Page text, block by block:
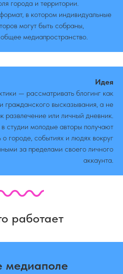
города и территории.
в котором индивидуальные
могут быть собраны,
медиапространство.
Идея
— рассматривать блогинг как
гражданского высказывания, а не
развлечение или личный дневник.
студии молодые авторы получают
о городе, событиях и людях вокруг
за пределами своего личного
аккаунта.
работает